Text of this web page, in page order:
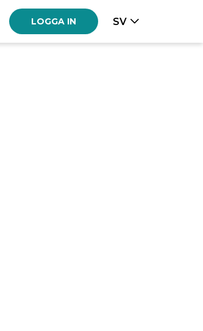
LOGGA IN SV